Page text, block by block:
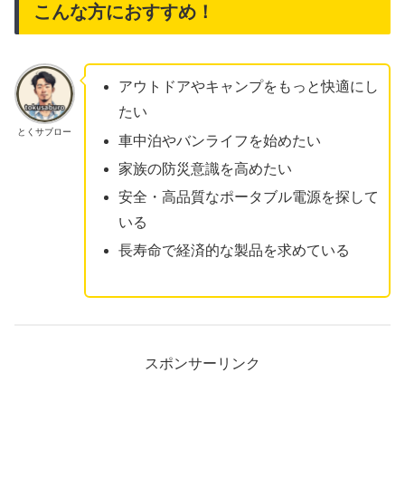
こんな方におすすめ！
とくサブロー
アウトドアやキャンプをもっと快適にし
たい
車中泊やバンライフを始めたい
家族の防災意識を高めたい
安全・高品質なポータブル電源を探して
いる
長寿命で経済的な製品を求めている
スポンサーリンク